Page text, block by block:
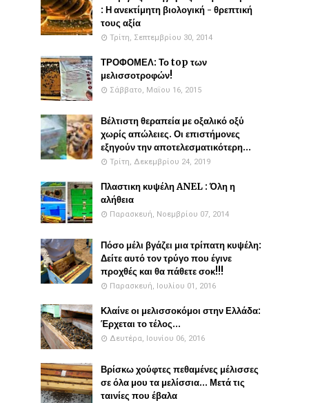
: Η ανεκτίμητη βιολογική - θρεπτική
τους αξία
Τρίτη, Σεπτεμβρίου 30, 2014
ΤΡΟΦΟΜΕΛ: Το top των
μελισσοτροφών!
Σάββατο, Μαΐου 16, 2015
Βέλτιστη θεραπεία με οξαλικό οξύ
χωρίς απώλειες. Οι επιστήμονες
εξηγούν την αποτελεσματικότερη...
Τρίτη, Δεκεμβρίου 24, 2019
Πλαστικη κυψέλη ANEL : Όλη η
αλήθεια
Παρασκευή, Νοεμβρίου 07, 2014
Πόσο μέλι βγάζει μια τρίπατη κυψέλη:
Δείτε αυτό τον τρύγο που έγινε
προχθές και θα πάθετε σοκ!!!
Παρασκευή, Ιουλίου 01, 2016
Κλαίνε οι μελισσοκόμοι στην Ελλάδα:
Έρχεται το τέλος...
Δευτέρα, Ιουνίου 06, 2016
Βρίσκω χούφτες πεθαμένες μέλισσες
σε όλα μου τα μελίσσια... Μετά τις
ταινίες που έβαλα